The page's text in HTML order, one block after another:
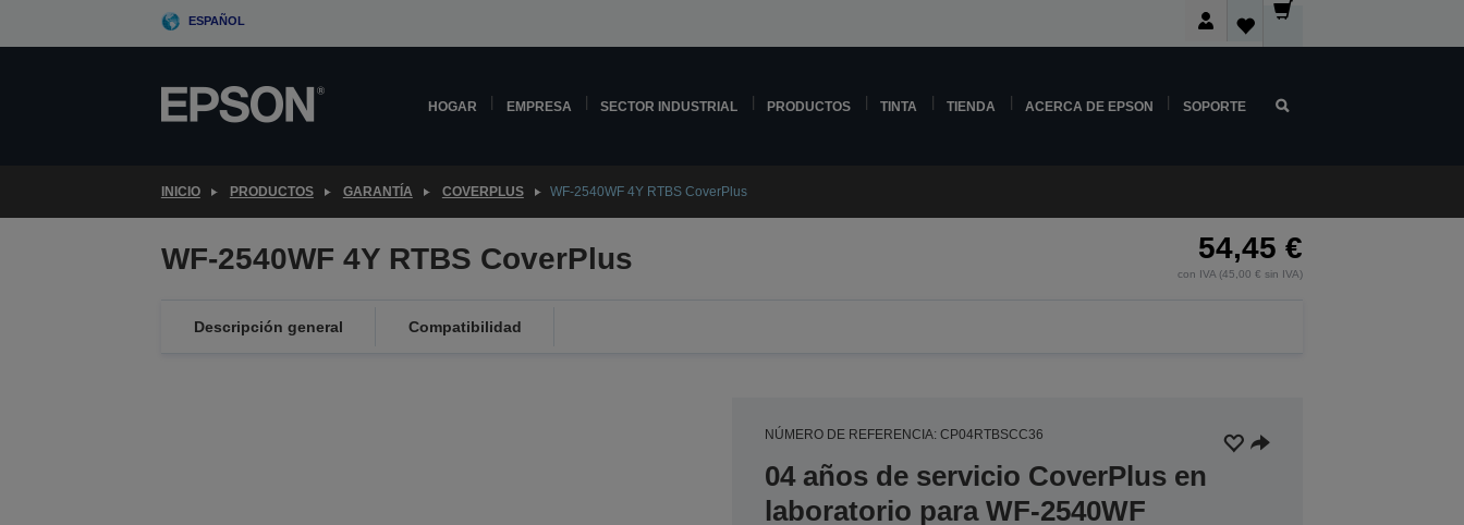
ESPAÑOL
HOGAR EMPRESA SECTOR INDUSTRIAL PRODUCTOS TINTA TIENDA ACERCA DE EPSON SOPORTE
INICIO PRODUCTOS GARANTÍA COVERPLUS WF-2540WF 4Y RTBS CoverPlus
WF-2540WF 4Y RTBS CoverPlus 54,45 €
con IVA (45,00 € sin IVA)
Descripción general Compatibilidad
NÚMERO DE REFERENCIA: CP04RTBSCC36
04 años de servicio CoverPlus en
laboratorio para WF-2540WF